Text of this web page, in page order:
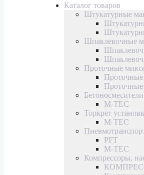
Каталог товаров
Штукатурные
Шпаклевочные
Проточные
M-TEC
Торкрет
M-TEC
PFT
M-TEC
Компрессоры,